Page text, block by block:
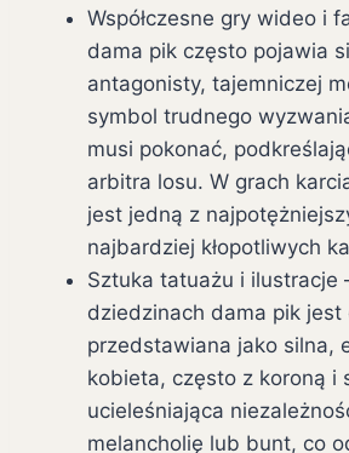
Współczesne gry wideo i
dama pik często pojawia
antagonisty, tajemniczej
symbol trudnego
musi pokonać,
arbitra losu. W grach
jest jedną z
najbardziej kłopotliwych
Sztuka tatuażu i ilustracje
dziedzinach dama pik jest
przedstawiana jako silna,
kobieta, często z koroną i
ucieleśniająca
melancholię lub bunt, co